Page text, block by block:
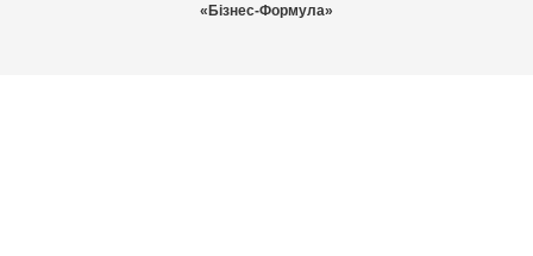
«Бізнес-Формула»